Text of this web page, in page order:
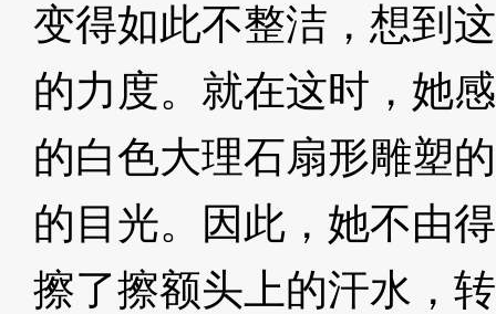
变得如此不整洁，想到
的力度。就在这时，她
的白色大理石扇形雕塑
的目光。因此，她不由
擦了擦额头上的汗水，